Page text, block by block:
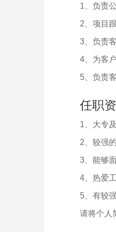
1、负责
2、项目
3、负责
4、为客
5、负责
任职
1、大专
2、较强
3、能够
4、热爱
5、有较
请将个人